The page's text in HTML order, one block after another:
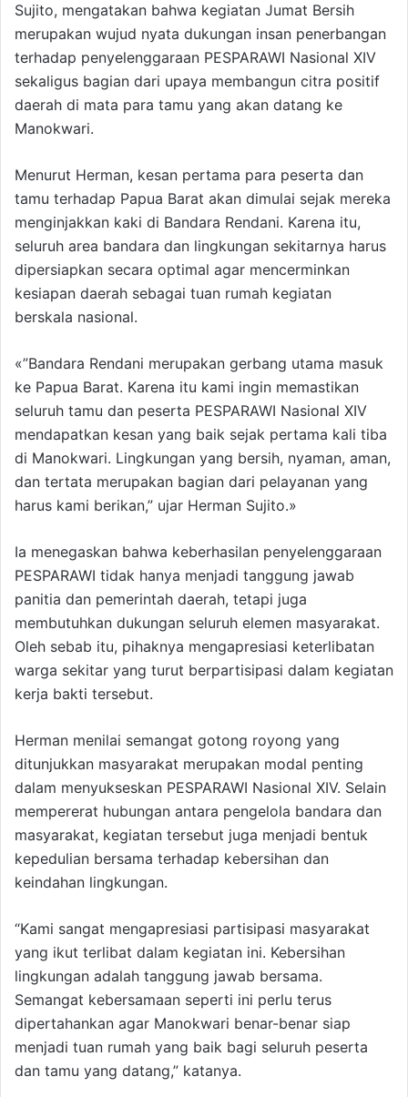
Sujito, mengatakan bahwa kegiatan Jumat Bersih
merupakan wujud nyata dukungan insan penerbangan
terhadap penyelenggaraan PESPARAWI Nasional XIV
sekaligus bagian dari upaya membangun citra positif
daerah di mata para tamu yang akan datang ke
Manokwari.
Menurut Herman, kesan pertama para peserta dan
tamu terhadap Papua Barat akan dimulai sejak mereka
menginjakkan kaki di Bandara Rendani. Karena itu,
seluruh area bandara dan lingkungan sekitarnya harus
dipersiapkan secara optimal agar mencerminkan
kesiapan daerah sebagai tuan rumah kegiatan
berskala nasional.
«”Bandara Rendani merupakan gerbang utama masuk
ke Papua Barat. Karena itu kami ingin memastikan
seluruh tamu dan peserta PESPARAWI Nasional XIV
mendapatkan kesan yang baik sejak pertama kali tiba
di Manokwari. Lingkungan yang bersih, nyaman, aman,
dan tertata merupakan bagian dari pelayanan yang
harus kami berikan,” ujar Herman Sujito.»
Ia menegaskan bahwa keberhasilan penyelenggaraan
PESPARAWI tidak hanya menjadi tanggung jawab
panitia dan pemerintah daerah, tetapi juga
membutuhkan dukungan seluruh elemen masyarakat.
Oleh sebab itu, pihaknya mengapresiasi keterlibatan
warga sekitar yang turut berpartisipasi dalam kegiatan
kerja bakti tersebut.
Herman menilai semangat gotong royong yang
ditunjukkan masyarakat merupakan modal penting
dalam menyukseskan PESPARAWI Nasional XIV. Selain
mempererat hubungan antara pengelola bandara dan
masyarakat, kegiatan tersebut juga menjadi bentuk
kepedulian bersama terhadap kebersihan dan
keindahan lingkungan.
“Kami sangat mengapresiasi partisipasi masyarakat
yang ikut terlibat dalam kegiatan ini. Kebersihan
lingkungan adalah tanggung jawab bersama.
Semangat kebersamaan seperti ini perlu terus
dipertahankan agar Manokwari benar-benar siap
menjadi tuan rumah yang baik bagi seluruh peserta
dan tamu yang datang,” katanya.